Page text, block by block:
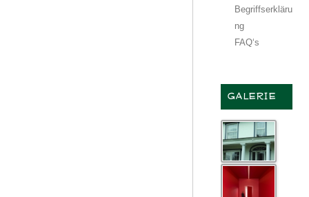
Begriffserkläru
ng
FAQ‘s
GALERIE